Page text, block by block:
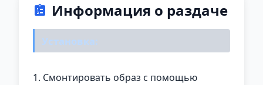
Информация о раздаче
Установка:
1. Смонтировать образ с помощью